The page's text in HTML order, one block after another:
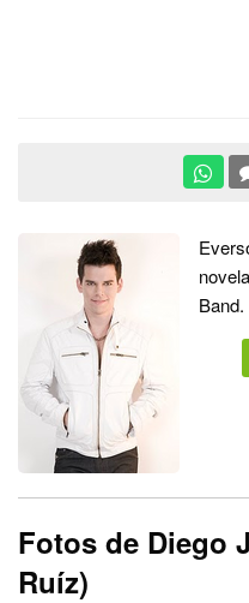
Band.
Fotos de Diego
Ruíz)